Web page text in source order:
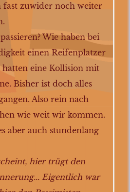
fast zuwider noch weiter
Wie haben bei
einen Reifenplatzer
eine Kollision mit
Bisher ist doch alles
Also rein nach
wie weit wir kommen.
aber auch stundenlang
hier trügt den
Eigentlich war